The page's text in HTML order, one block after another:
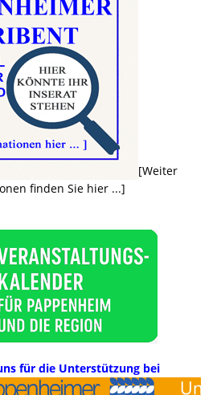
[Weiter
finden Sie hier ...]
für die Unterstützung bei